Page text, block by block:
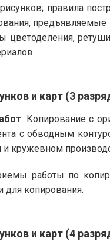
правила
предъявляемые
цветоделения,
и карт (3
. Копирование с
с обводным
кружевном
работы по
для копирования.
и карт (4